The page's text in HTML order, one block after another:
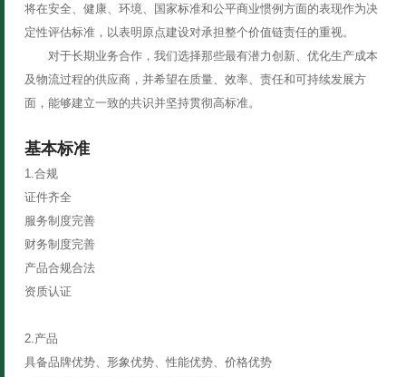
将在安全、健康、环境、国家标准和公平商业惯例方面的表现作为决
定性评估标准，以表明原点建设对承担整个价值链责任的重视。
对于长期业务合作，我们选择那些最有潜力创新、优化生产成本
及物流过程的供应商，并希望在质量、效率、责任和可持续发展方
面，能够建立一致的共识并坚持贯彻高标准。
基本标准
1.合规
证件齐全
服务制度完善
财务制度完善
产品合规合法
资质认证
2.产品
具备品牌优势、形象优势、性能优势、价格优势